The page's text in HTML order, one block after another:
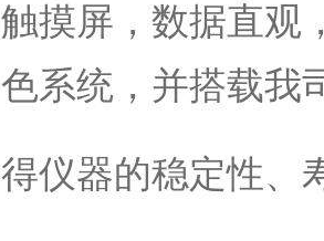
触摸屏，数据直观
色系统，并搭载我
得仪器的稳定性、